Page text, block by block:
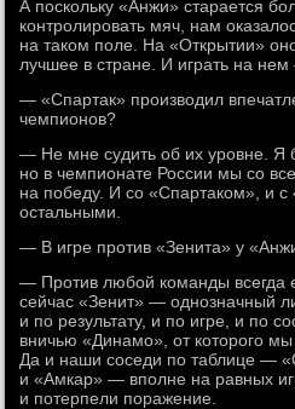
А поскольку «Анжи» старается
контролировать мяч, нам
на таком поле. На «Открытии»
лучшее в стране. И играть на нем
— «Спартак» производил
чемпионов?
— Не мне судить об их уровне. Я
но в чемпионате России мы со
на победу. И со «Спартаком», и
остальными.
— В игре против «Зенита» у
— Против любой команды всегда
сейчас «Зенит» — однозначный
и по результату, и по игре, и по
вничью «Динамо», от которого мы
Да и наши соседи по таблице —
и «Амкар» — вполне на равных
и потерпели поражение.